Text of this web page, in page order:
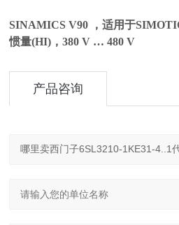
SINAMICS V90 ，适用于
惯量(HI)，380 V … 480 V
产品咨询